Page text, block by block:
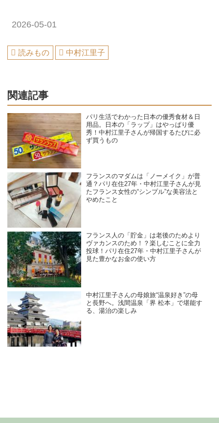
2026-05-01
読みもの 中村江里子
関連記事
パリ生活でわかった日本の優秀食材＆日
用品。日本の「ラップ」はやっぱり優
秀！中村江里子さんが帰国するたびに必
ず買うもの
フランスのマダムは「ノーメイク」が普
通？パリ在住27年・中村江里子さんが見
たフランス女性の“シンプル”な美容法と
やめたこと
フランス人の「貯金」は老後のためより
ヴァカンスのため！？楽しむことに全力
投球！パリ在住27年・中村江里子さんが
見た豊かなお金の使い方
中村江里子さんの母娘旅“温泉好き”の母
と長野へ。浅間温泉「界 松本」で堪能す
る、湯治の楽しみ